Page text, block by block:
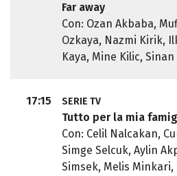
Far away
Con: Ozan Akbaba,
Ozkaya, Nazmi Kirik,
Kaya, Mine Kilic,
17:15 SERIE TV
Tutto per la mia
Con: Celil Nalcakan,
Simge Selcuk, Aylin
Simsek, Melis Minkari,